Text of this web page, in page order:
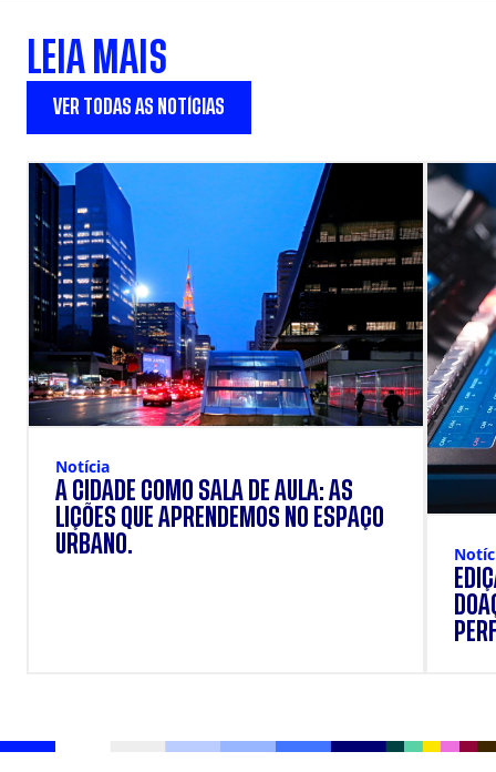
LEIA MAIS
VER TODAS AS NOTÍCIAS
Notícia
A CIDADE COMO SALA DE AULA: AS
LIÇÕES QUE APRENDEMOS NO ESPAÇO
URBANO.